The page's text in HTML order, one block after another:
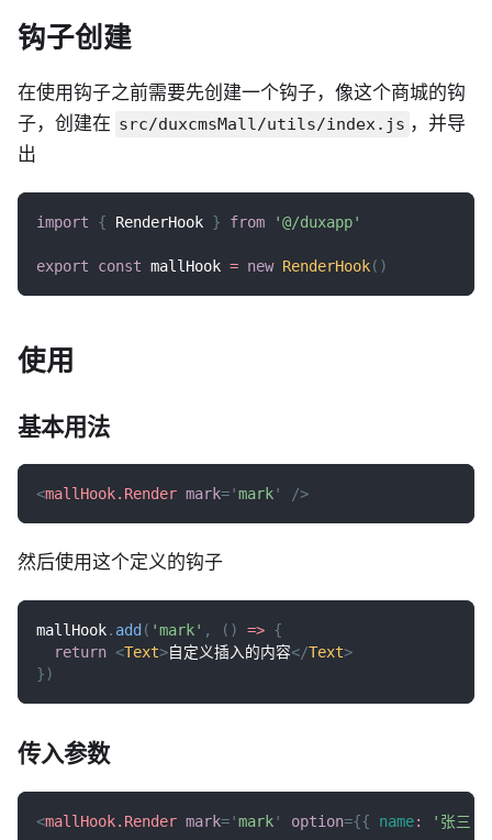
钩子创建
在使用钩子之前需要先创建一个钩子，像这个商城的钩
子，创建在 src/duxcmsMall/utils/index.js ，并导
出
import { RenderHook } from '@/duxapp'
export const mallHook = new RenderHook( )
使用
基本用法
<mallHook.Render mark='mark' />
然后使用这个定义的钩子
mallHook. add ( 'mark' , ( ) => {
return <Text>自定义插入的内容</Text>
})
传入参数
<mallHook.Render mark='mark' option={{ name: '张三'